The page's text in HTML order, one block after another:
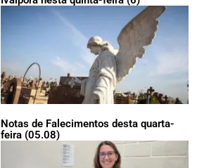
Notas de Falecimentos desta quarta-
feira (05.08)